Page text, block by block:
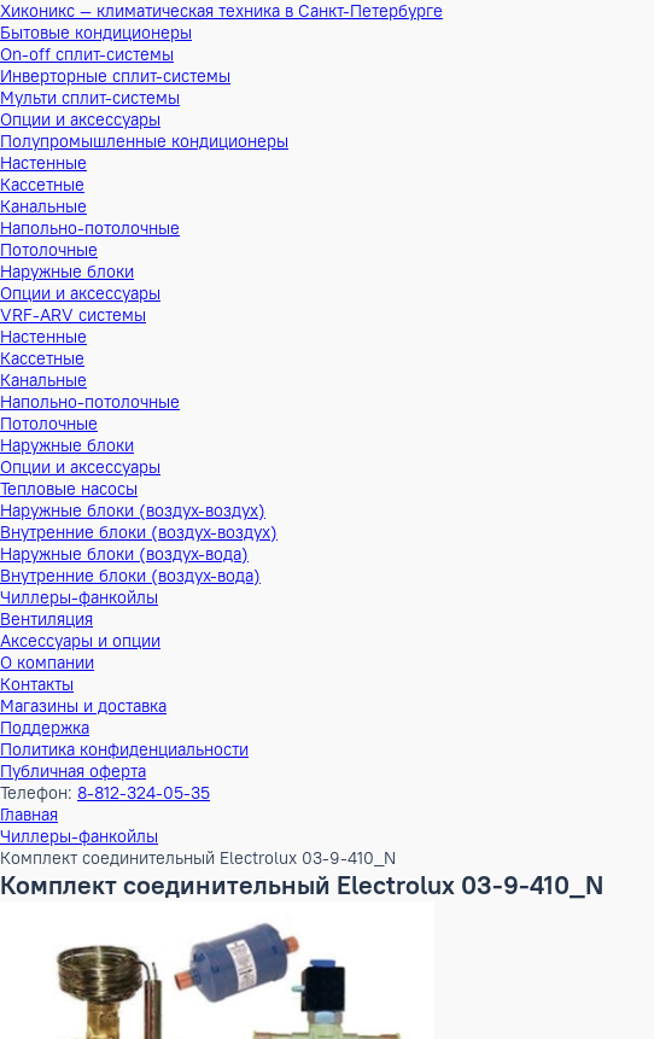
Хиконикс — климатическая техника в Санкт-Петербурге
Бытовые кондиционеры
On-off сплит-системы
Инверторные сплит-системы
Мульти сплит-системы
Опции и аксессуары
Полупромышленные кондиционеры
Настенные
Кассетные
Канальные
Напольно-потолочные
Потолочные
Наружные блоки
Опции и аксессуары
VRF-ARV системы
Настенные
Кассетные
Канальные
Напольно-потолочные
Потолочные
Наружные блоки
Опции и аксессуары
Тепловые насосы
Наружные блоки (воздух-воздух)
Внутренние блоки (воздух-воздух)
Наружные блоки (воздух-вода)
Внутренние блоки (воздух-вода)
Чиллеры-фанкойлы
Вентиляция
Аксессуары и опции
О компании
Контакты
Магазины и доставка
Поддержка
Политика конфиденциальности
Публичная оферта
Телефон:8-812-324-05-35
Комплект соединительный Electrolux 03-9-410_N
Комплект соединительный Electrolux 03-9-410_N